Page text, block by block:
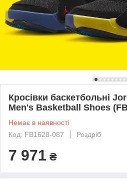
Кросівки баскетбольні
Men's Basketball Shoes
Немає в наявності
Код: FB1628-087
Роздріб
7 971 ₴